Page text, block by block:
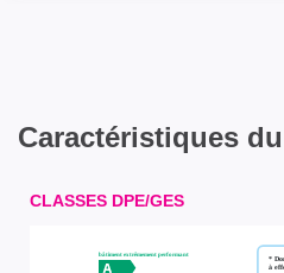
Caractéristiques
CLASSES DPE/GES